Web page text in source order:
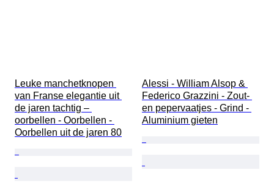
Leuke manchetknopen
van Franse elegantie uit
de jaren tachtig –
oorbellen - Oorbellen -
Oorbellen uit de jaren 80
Alessi - William Alsop &
Federico Grazzini - Zout-
en pepervaatjes - Grind -
Aluminium gieten